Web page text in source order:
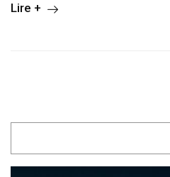
Lire +